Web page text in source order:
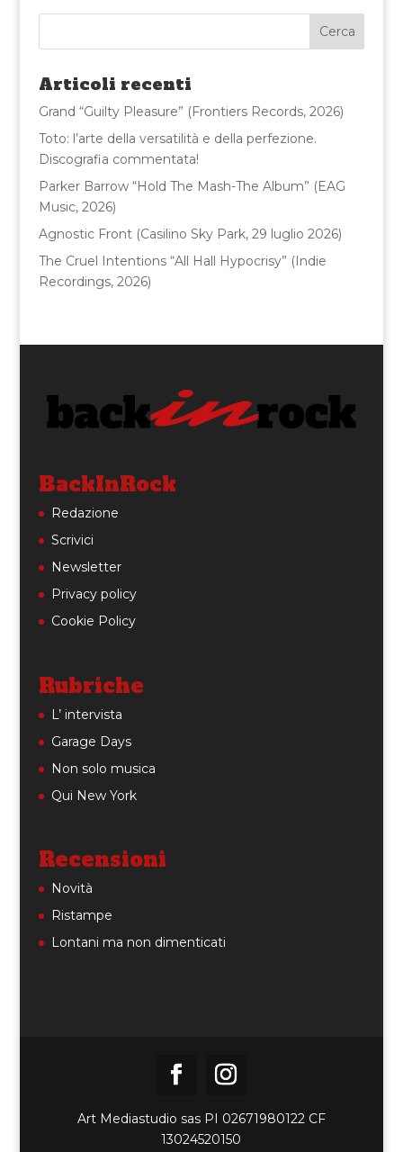
e
b
o
o
k
te
r
l
di
vi
di
Articoli recenti
Grand “Guilty Pleasure” (Frontiers Records, 2026)
Toto: l’arte della versatilità e della perfezione.
Discografia commentata!
Parker Barrow “Hold The Mash-The Album” (EAG
Music, 2026)
Agnostic Front (Casilino Sky Park, 29 luglio 2026)
The Cruel Intentions “All Hall Hypocrisy” (Indie
Recordings, 2026)
BackInRock
Redazione
Scrivici
Newsletter
Privacy policy
Cookie Policy
Rubriche
L’ intervista
Garage Days
Non solo musica
Qui New York
Recensioni
Novità
Ristampe
Lontani ma non dimenticati
Art Mediastudio sas PI 02671980122 CF
13024520150